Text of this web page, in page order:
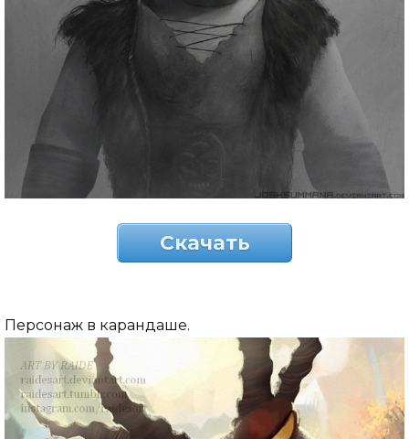
Скачать
Персонаж в карандаше.